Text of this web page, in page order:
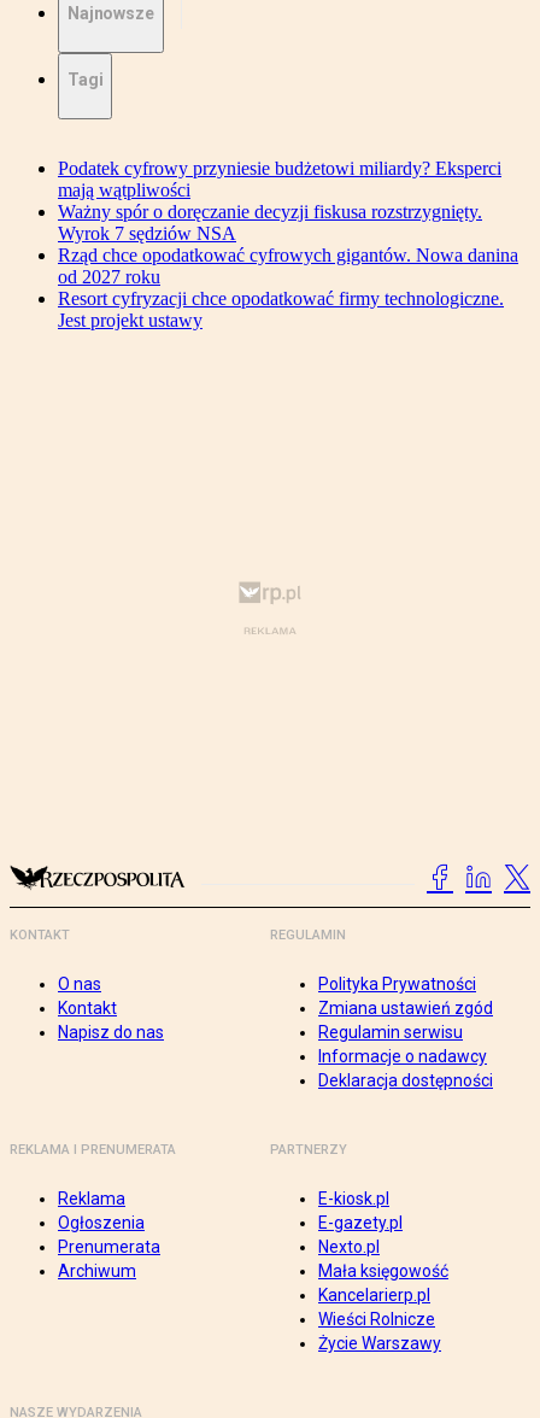
Najnowsze
Tagi
Podatek cyfrowy przyniesie budżetowi miliardy? Eksperci
mają wątpliwości
Ważny spór o doręczanie decyzji fiskusa rozstrzygnięty.
Wyrok 7 sędziów NSA
Rząd chce opodatkować cyfrowych gigantów. Nowa danina
od 2027 roku
Resort cyfryzacji chce opodatkować firmy technologiczne.
Jest projekt ustawy
KONTAKT
O nas
Kontakt
Napisz do nas
REGULAMIN
Polityka Prywatności
Zmiana ustawień zgód
Regulamin serwisu
Informacje o nadawcy
Deklaracja dostępności
REKLAMA I PRENUMERATA
Reklama
Ogłoszenia
Prenumerata
Archiwum
PARTNERZY
E-kiosk.pl
E-gazety.pl
Nexto.pl
Mała księgowość
Kancelarierp.pl
Wieści Rolnicze
Życie Warszawy
NASZE WYDARZENIA